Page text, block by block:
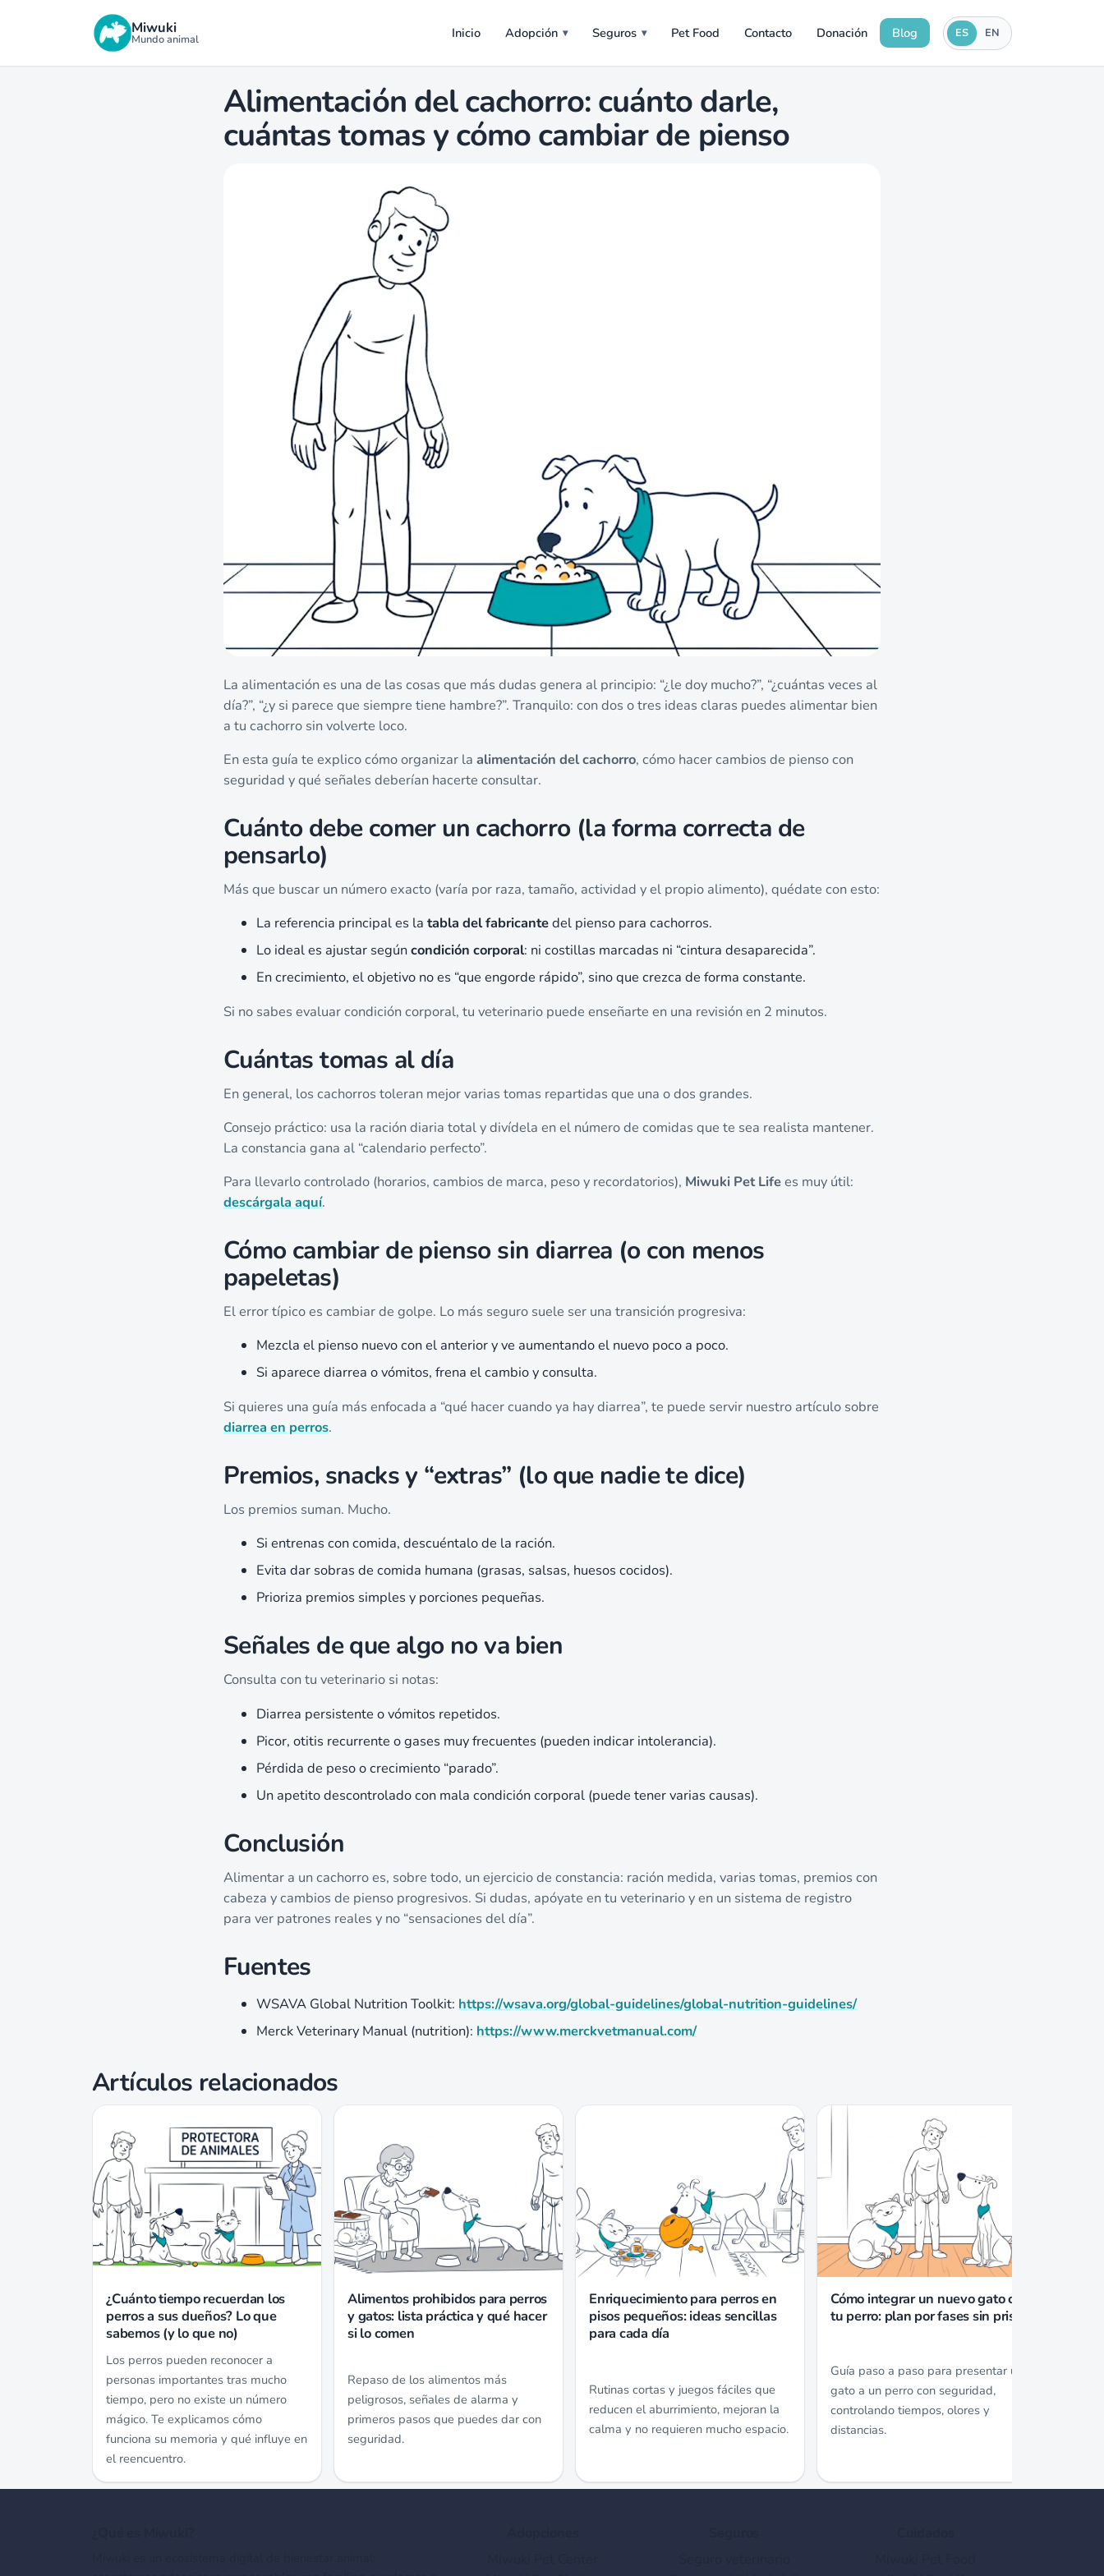
Miwuki
Mundo animal Inicio Adopción Seguros Pet Food Contacto Donación Blog ES EN
Alimentación del cachorro: cuánto darle,
cuántas tomas y cómo cambiar de pienso
La alimentación es una de las cosas que más dudas genera al principio: “¿le doy mucho?”, “¿cuántas veces al
día?”, “¿y si parece que siempre tiene hambre?”. Tranquilo: con dos o tres ideas claras puedes alimentar bien
a tu cachorro sin volverte loco.
En esta guía te explico cómo organizar la alimentación del cachorro, cómo hacer cambios de pienso con
seguridad y qué señales deberían hacerte consultar.
Cuánto debe comer un cachorro (la forma correcta de
pensarlo)
Más que buscar un número exacto (varía por raza, tamaño, actividad y el propio alimento), quédate con esto:
La referencia principal es la tabla del fabricantedel pienso para cachorros.
Lo ideal es ajustar segúncondición corporal: ni costillas marcadas ni “cintura desaparecida”.
En crecimiento, el objetivo no es “que engorde rápido”, sino que crezca de forma constante.
Si no sabes evaluar condición corporal, tu veterinario puede enseñarte en una revisión en 2 minutos.
Cuántas tomas al día
En general, los cachorros toleran mejor varias tomas repartidas que una o dos grandes.
Consejo práctico: usa la ración diaria total y divídela en el número de comidas que te sea realista mantener.
La constancia gana al “calendario perfecto”.
Para llevarlo controlado (horarios, cambios de marca, peso y recordatorios), Miwuki Pet Lifees muy útil:
descárgala aquí.
Cómo cambiar de pienso sin diarrea (o con menos
papeletas)
El error típico es cambiar de golpe. Lo más seguro suele ser una transición progresiva:
Mezcla el pienso nuevo con el anterior y ve aumentando el nuevo poco a poco.
Si aparece diarrea o vómitos, frena el cambio y consulta.
Si quieres una guía más enfocada a “qué hacer cuando ya hay diarrea”, te puede servir nuestro artículo sobre
diarrea en perros.
Premios, snacks y “extras” (lo que nadie te dice)
Los premios suman. Mucho.
Si entrenas con comida, descuéntalo de la ración.
Evita dar sobras de comida humana (grasas, salsas, huesos cocidos).
Prioriza premios simples y porciones pequeñas.
Señales de que algo no va bien
Consulta con tu veterinario si notas:
Diarrea persistente o vómitos repetidos.
Picor, otitis recurrente o gases muy frecuentes (pueden indicar intolerancia).
Pérdida de peso o crecimiento “parado”.
Un apetito descontrolado con mala condición corporal (puede tener varias causas).
Conclusión
Alimentar a un cachorro es, sobre todo, un ejercicio de constancia: ración medida, varias tomas, premios con
cabeza y cambios de pienso progresivos. Si dudas, apóyate en tu veterinario y en un sistema de registro
para ver patrones reales y no “sensaciones del día”.
Fuentes
WSAVA Global Nutrition Toolkit: https://wsava.org/global-guidelines/global-nutrition-guidelines/
Merck Veterinary Manual (nutrition): https://www.merckvetmanual.com/
Artículos relacionados
¿Cuánto tiempo recuerdan los
perros a sus dueños? Lo que
sabemos (y lo que no)
Los perros pueden reconocer a
personas importantes tras mucho
tiempo, pero no existe un número
mágico. Te explicamos cómo
funciona su memoria y qué influye en
el reencuentro.
Alimentos prohibidos para perros
y gatos: lista práctica y qué hacer
si lo comen
Repaso de los alimentos más
peligrosos, señales de alarma y
primeros pasos que puedes dar con
seguridad.
Enriquecimiento para perros en
pisos pequeños: ideas sencillas
para cada día
Rutinas cortas y juegos fáciles que
reducen el aburrimiento, mejoran la
calma y no requieren mucho espacio.
Cómo integrar un nuevo gato con
tu perro: plan por fases sin prisas
Guía paso a paso para presentar un
gato a un perro con seguridad,
controlando tiempos, olores y
distancias.